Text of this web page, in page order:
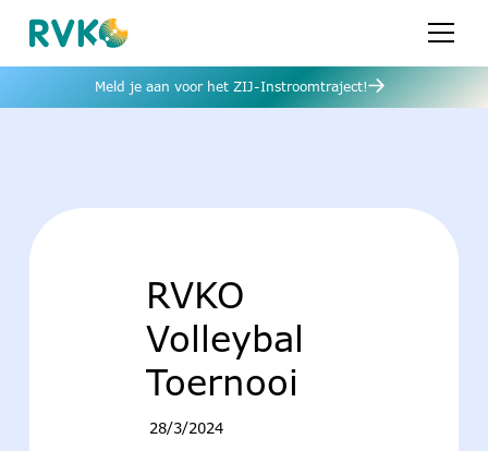
Meld je aan voor het ZIJ-Instroomtraject!
RVKO
Volleybal
Toernooi
28/3/2024